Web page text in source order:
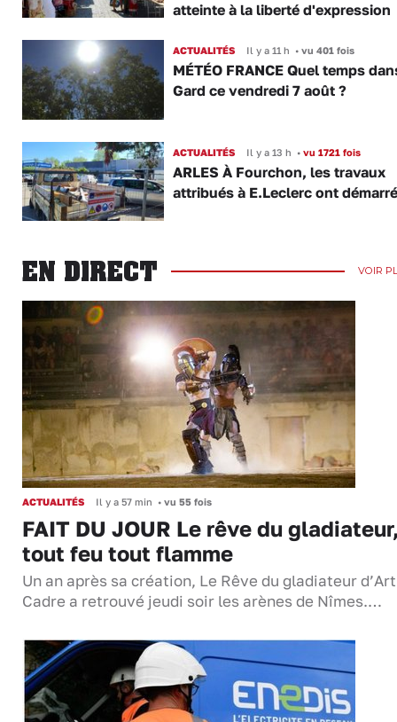
atteinte à la liberté d'expression
ACTUALITÉS Il y a 11 h •vu 401 fois
MÉTÉO FRANCE Quel temps
Gard ce vendredi 7 août ?
ACTUALITÉS Il y a 13 h •vu 1721 fois
ARLES À Fourchon, les travaux
attribués à E.Leclerc ont démarré
EN DIRECT VOIR
ACTUALITÉS Il y a 57 min • vu 55 fois
FAIT DU JOUR Le rêve du
tout feu tout flamme
Un an après sa création, Le Rêve du gladiateur
Cadre a retrouvé jeudi soir les arènes de Nîmes.…